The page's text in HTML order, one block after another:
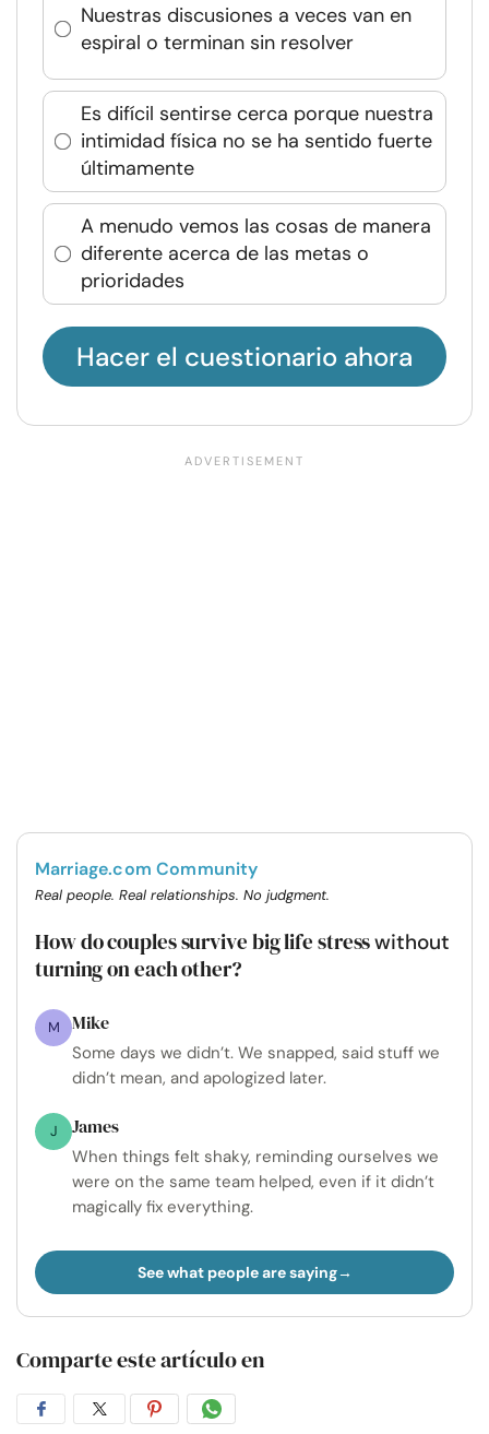
Nuestras discusiones a veces van en
espiral o terminan sin resolver
Es difícil sentirse cerca porque nuestra
intimidad física no se ha sentido fuerte
últimamente
A menudo vemos las cosas de manera
diferente acerca de las metas o
prioridades
Hacer el cuestionario ahora
Marriage.com Community
Real people. Real relationships. No judgment.
How do couples survive big life stresswithout
turning on each other?
M Mike
Some days we didn’t. We snapped, said stuff we
didn’t mean, and apologized later.
J James
When things felt shaky, reminding ourselves we
were on the same team helped, even if it didn’t
magically fix everything.
See what people are saying
Comparte este artículo en
CompartirCompartirCompartirCompartir